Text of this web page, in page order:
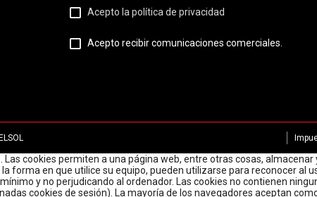
Acepto la política de privacidad
Acepto recibir comunicaciones comerciales.
cookies permiten a una página web, entre otras cosas,
forma en que utilice su equipo, pueden utilizarse para reconocer al
y no perjudicando al ordenador. Las cookies no contienen
cookies de sesión). La mayoría de los navegadores aceptan